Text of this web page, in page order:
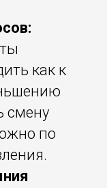
как к
смену
по